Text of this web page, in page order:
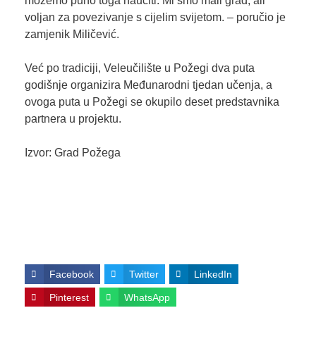
voljan za povezivanje s cijelim svijetom. – poručio je
zamjenik Miličević.
Već po tradiciji, Veleučilište u Požegi dva puta
godišnje organizira Međunarodni tjedan učenja, a
ovoga puta u Požegi se okupilo deset predstavnika
partnera u projektu.
Izvor: Grad Požega
Facebook Twitter LinkedIn
Pinterest WhatsApp